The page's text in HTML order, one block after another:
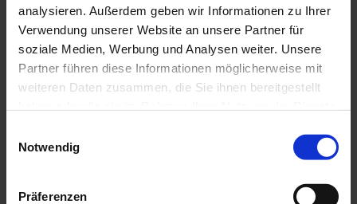
analysieren. Außerdem geben wir Informationen zu Ihrer
Verwendung unserer Website an unsere Partner für
soziale Medien, Werbung und Analysen weiter. Unsere
Partner führen diese Informationen möglicherweise mit
weiteren Daten zusammen, die Sie ihnen bereitgestellt
Notwendig
Präferenzen